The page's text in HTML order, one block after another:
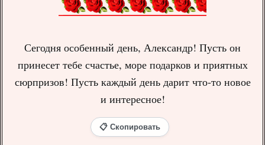
Сегодня особенный день, Александр! Пусть он
принесет тебе счастье, море подарков и приятных
сюрпризов! Пусть каждый день дарит что-то новое
и интересное!
📋 Скопировать